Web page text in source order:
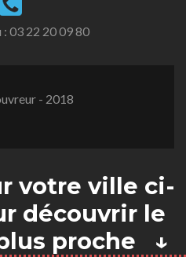
: 03 22 20 09 80
- 2018
votre ville ci-
découvrir le
proche ↓